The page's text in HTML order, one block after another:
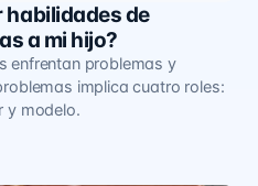
habilidades de
a mi hijo?
enfrentan problemas y
implica cuatro roles:
y modelo.